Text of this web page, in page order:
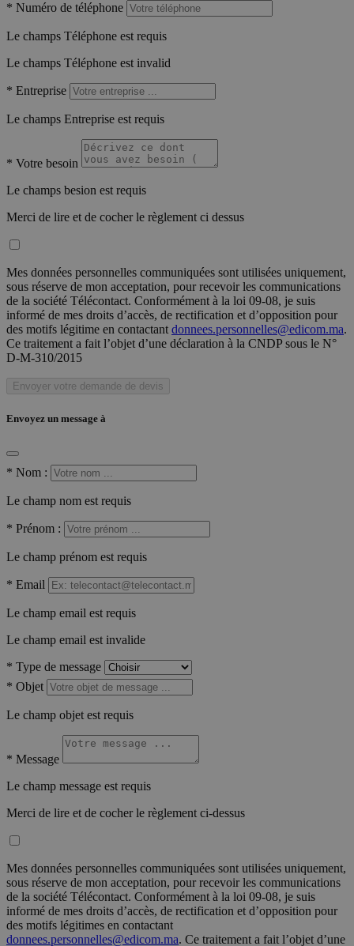
* Numéro de téléphone
Le champs Téléphone est requis
Le champs Téléphone est invalid
* Entreprise
Le champs Entreprise est requis
* Votre besoin
Le champs besion est requis
Merci de lire et de cocher le règlement ci dessus
Mes données personnelles communiquées sont utilisées uniquement,
sous réserve de mon acceptation, pour recevoir les communications
de la société Télécontact. Conformément à la loi 09-08, je suis
informé de mes droits d’accès, de rectification et d’opposition pour
des motifs légitime en contactant donnees.personnelles@edicom.ma.
Ce traitement a fait l’objet d’une déclaration à la CNDP sous le N°
D-M-310/2015
Envoyer votre demande de devis
Envoyez un message à
* Nom :
Le champ nom est requis
* Prénom :
Le champ prénom est requis
* Email
Le champ email est requis
Le champ email est invalide
* Type de message
* Objet
Le champ objet est requis
* Message
Le champ message est requis
Merci de lire et de cocher le règlement ci-dessus
Mes données personnelles communiquées sont utilisées uniquement,
sous réserve de mon acceptation, pour recevoir les communications
de la société Télécontact. Conformément à la loi 09-08, je suis
informé de mes droits d’accès, de rectification et d’opposition pour
des motifs légitimes en contactant
donnees.personnelles@edicom.ma. Ce traitement a fait l’objet d’une